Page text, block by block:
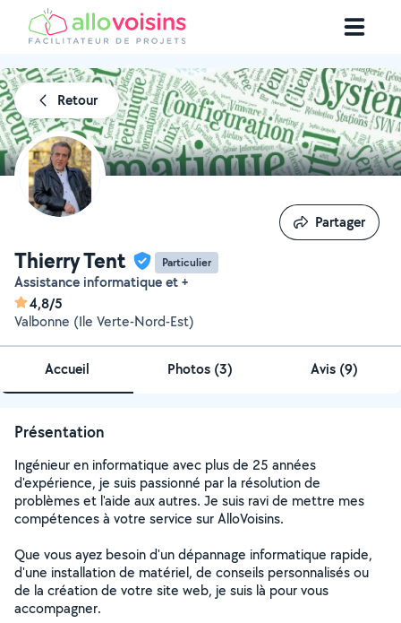
Retour
Thierry Tent Particulier
Assistance informatique et +
4,8/5
Valbonne (Ile Verte-Nord-Est)
Partager
Partager
Accueil Photos (3) Avis (9)
Présentation
Ingénieur en informatique avec plus de 25 années
d'expérience, je suis passionné par la résolution de
problèmes et l'aide aux autres. Je suis ravi de mettre mes
compétences à votre service sur AlloVoisins.
Que vous ayez besoin d'un dépannage informatique rapide,
d'une installation de matériel, de conseils personnalisés ou
de la création de votre site web, je suis là pour vous
accompagner.